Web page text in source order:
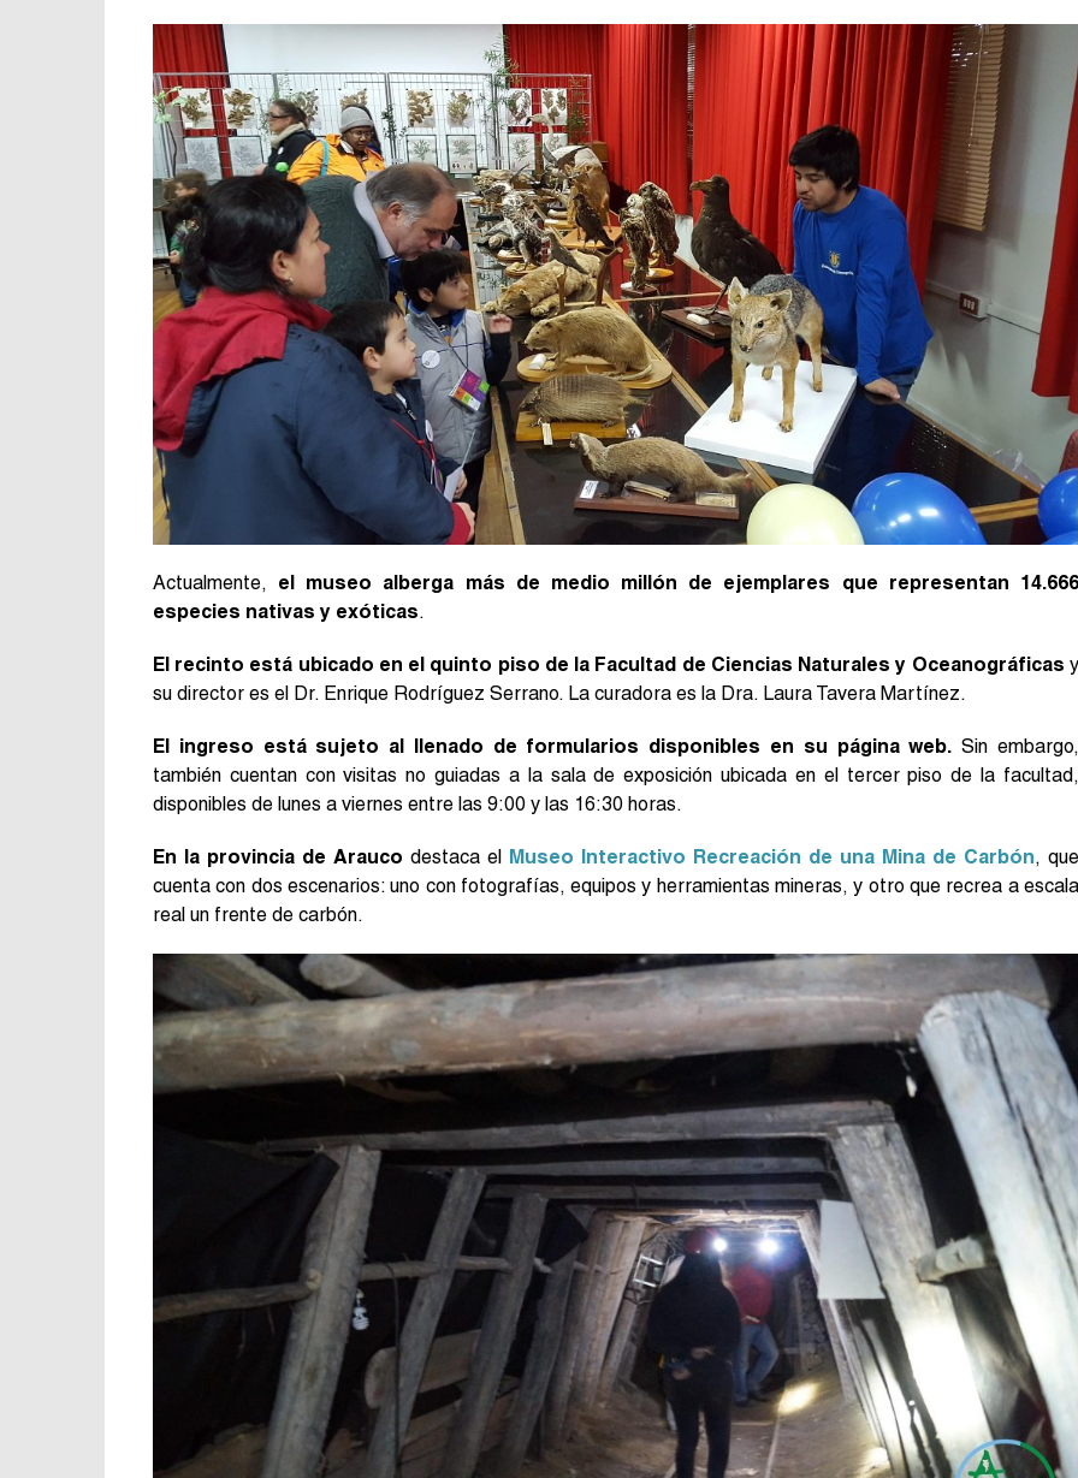
Actualmente, el museo alberga más de medio millón de ejemplares que representan 14.666
especies nativas y exóticas.
El recinto está ubicado en el quinto piso de la Facultad de Ciencias Naturales y Oceanográficas y
su director es el Dr. Enrique Rodríguez Serrano. La curadora es la Dra. Laura Tavera Martínez.
El ingreso está sujeto al llenado de formularios disponibles en su página web. Sin embargo,
también cuentan con visitas no guiadas a la sala de exposición ubicada en el tercer piso de la facultad,
disponibles de lunes a viernes entre las 9:00 y las 16:30 horas.
En la provincia de Arauco destaca el Museo Interactivo Recreación de una Mina de Carbón, que
cuenta con dos escenarios: uno con fotografías, equipos y herramientas mineras, y otro que recrea a escala
real un frente de carbón.